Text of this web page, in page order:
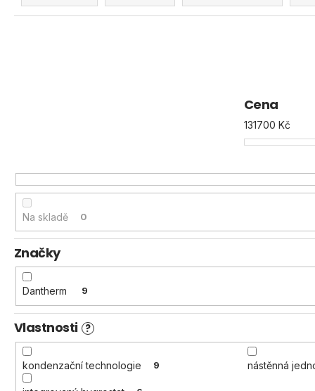
z
k
t
ů
Cena
131700 Kč
Na skladě 0
Značky
Dantherm 9
Vlastnosti ?
kondenzační technologie 9 nástěnná